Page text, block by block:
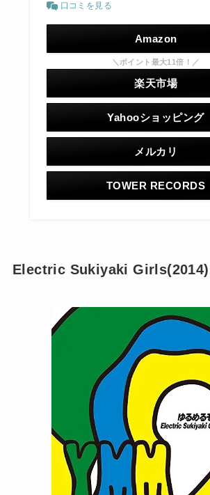
口コミを見る
Amazon
＼ポイント最大11倍！／
楽天市場
Yahooショッピング
メルカリ
TOWER RECORDS
Electric Sukiyaki Girls(2014)